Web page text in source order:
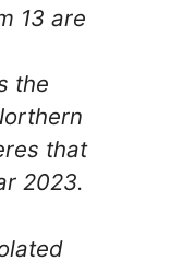
13 are
the
that
2023.